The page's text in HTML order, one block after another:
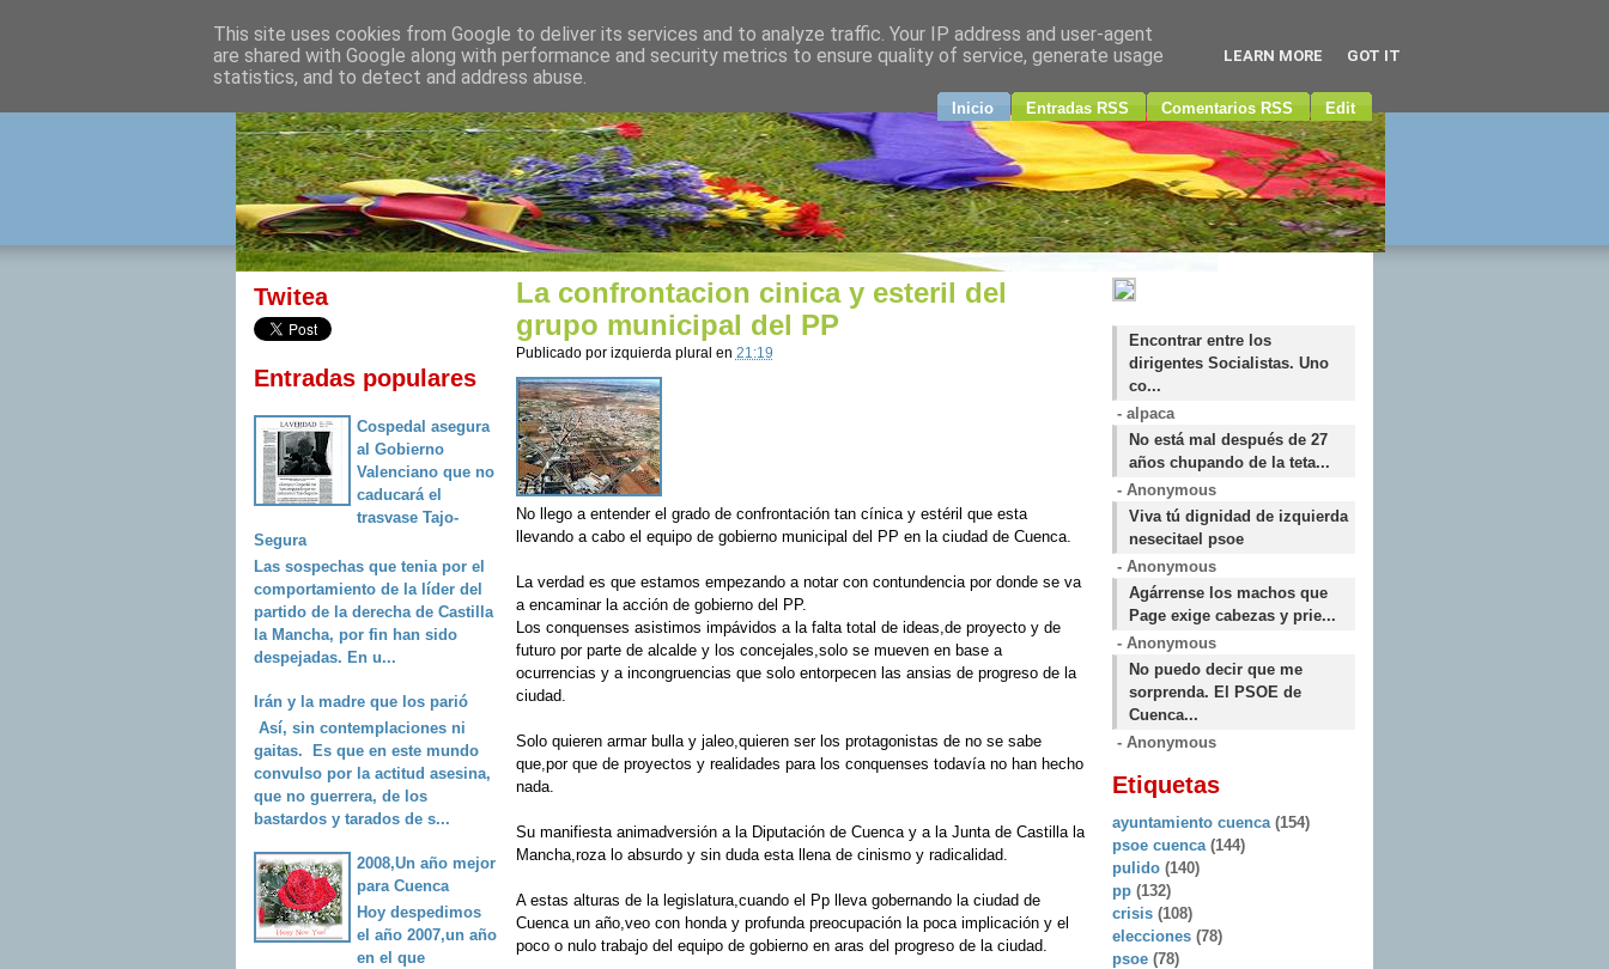
izquierda plural
Inicio Entradas RSS Comentarios RSS Edit
Twitea
Entradas populares
Cospedal asegura
al Gobierno
Valenciano que no
caducará el
trasvase Tajo-
Segura
Las sospechas que tenia por el
comportamiento de la líder del
partido de la derecha de Castilla
la Mancha, por fin han sido
despejadas. En u...
Irán y la madre que los parió
Así, sin contemplaciones ni
gaitas. Es que en este mundo
convulso por la actitud asesina,
que no guerrera, de los
bastardos y tarados de s...
2008,Un año mejor
para Cuenca
Hoy despedimos
el año 2007,un año
en el que
La confrontacion cinica y esteril del
grupo municipal del PP
Publicado por izquierda plural en 21:19
No llego a entender el grado de confrontación tan cínica y estéril que esta
llevando a cabo el equipo de gobierno municipal del PP en la ciudad de Cuenca.
La verdad es que estamos empezando a notar con contundencia por donde se va
a encaminar la acción de gobierno del PP.
Los conquenses asistimos impávidos a la falta total de ideas,de proyecto y de
futuro por parte de alcalde y los concejales,solo se mueven en base a
ocurrencias y a incongruencias que solo entorpecen las ansias de progreso de la
ciudad.
Solo quieren armar bulla y jaleo,quieren ser los protagonistas de no se sabe
que,por que de proyectos y realidades para los conquenses todavía no han hecho
nada.
Su manifiesta animadversión a la Diputación de Cuenca y a la Junta de Castilla la
Mancha,roza lo absurdo y sin duda esta llena de cinismo y radicalidad.
A estas alturas de la legislatura,cuando el Pp lleva gobernando la ciudad de
Cuenca un año,veo con honda y profunda preocupación la poca implicación y el
poco o nulo trabajo del equipo de gobierno en aras del progreso de la ciudad.
Encontrar entre los
dirigentes Socialistas. Uno
co...
- alpaca
No está mal después de 27
años chupando de la teta...
- Anonymous
Viva tú dignidad de izquierda
nesecitael psoe
- Anonymous
Agárrense los machos que
Page exige cabezas y prie...
- Anonymous
No puedo decir que me
sorprenda. El PSOE de
Cuenca...
- Anonymous
Etiquetas
ayuntamiento cuenca (154)
psoe cuenca (144)
pulido (140)
pp (132)
crisis (108)
elecciones (78)
psoe (78)
This site uses cookies from Google to deliver its services and to analyze traffic. Your IP address and user-agent
are shared with Google along with performance and security metrics to ensure quality of service, generate usage
statistics, and to detect and address abuse.
LEARN MORE GOT IT